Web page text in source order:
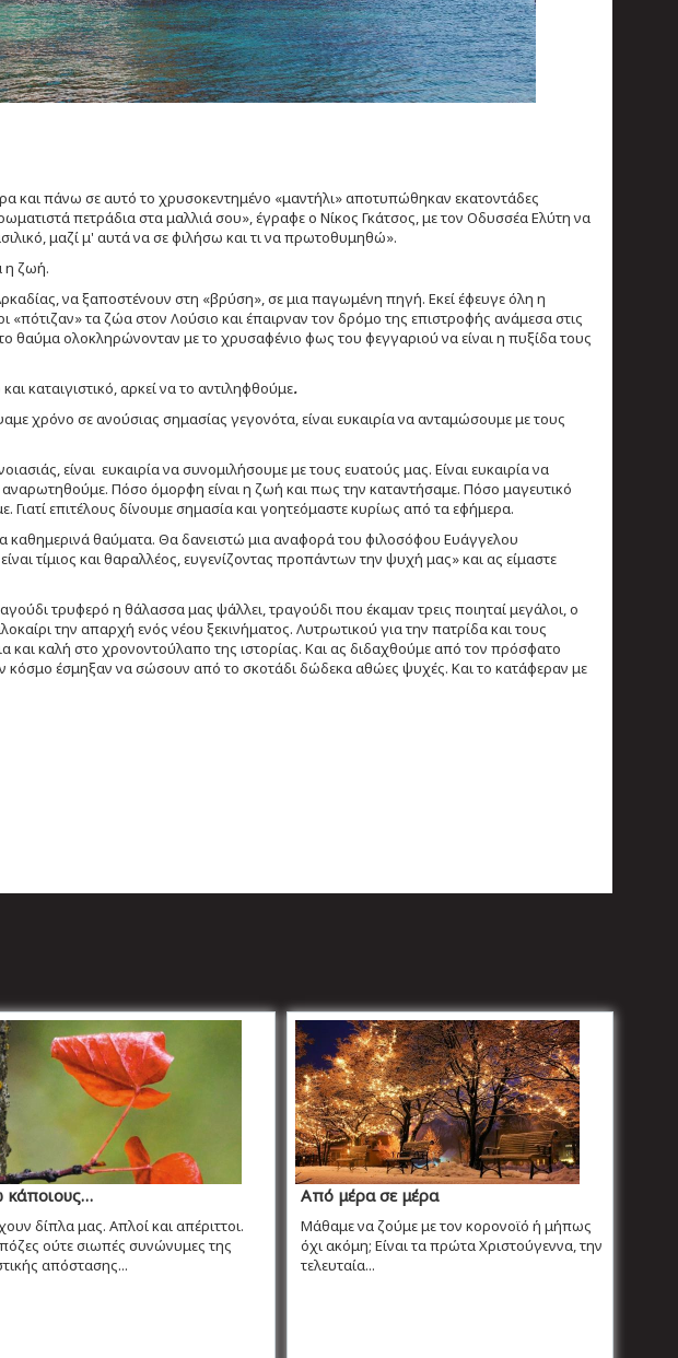
και πάνω σε αυτό το χρυσοκεντημένο «μαντήλι» αποτυπώθηκαν εκατοντάδες
πετράδια στα μαλλιά σου», έγραφε ο Νίκος Γκάτσος, με τον Οδυσσέα Ελύτη να
μαζί μ' αυτά να σε φιλήσω και τι να πρωτοθυμηθώ».
η ζωή.
να ξαποστένουν στη «βρύση», σε μια παγωμένη πηγή. Εκεί έφευγε όλη η
τα ζώα στον Λούσιο και έπαιρναν τον δρόμο της επιστροφής ανάμεσα στις
θαύμα ολοκληρώνονταν με το χρυσαφένιο φως του φεγγαριού να είναι η πυξίδα τους
καταιγιστικό, αρκεί να το αντιληφθούμε.
χρόνο σε ανούσιας σημασίας γεγονότα, είναι ευκαιρία να ανταμώσουμε με τους
είναι ευκαιρία να συνομιλήσουμε με τους ευατούς μας. Είναι ευκαιρία να
Πόσο όμορφη είναι η ζωή και πως την καταντήσαμε. Πόσο μαγευτικό
επιτέλους δίνουμε σημασία και γοητεόμαστε κυρίως από τα εφήμερα.
θαύματα. Θα δανειστώ μια αναφορά του φιλοσόφου Ευάγγελου
τίμιος και θαραλλέος, ευγενίζοντας προπάντων την ψυχή μας» και ας είμαστε
τρυφερό η θάλασσα μας ψάλλει, τραγούδι που έκαμαν τρεις ποιηταί μεγάλοι, ο
την απαρχή ενός νέου ξεκινήματος. Λυτρωτικού για την πατρίδα και τους
καλή στο χρονοντούλαπο της ιστορίας. Και ας διδαχθούμε από τον πρόσφατο
έσμηξαν να σώσουν από το σκοτάδι δώδεκα αθώες ψυχές. Και το κατάφεραν με
κάποιους…
δίπλα μας. Απλοί και απέριττοι.
ούτε σιωπές συνώνυμες της
απόστασης...
Από μέρα σε μέρα
Μάθαμε να ζούμε με τον κορονοϊό ή μήπως
όχι ακόμη; Είναι τα πρώτα Χριστούγεννα, την
τελευταία...